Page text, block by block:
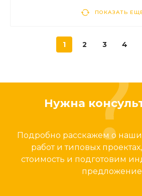
ПОКАЗАТЬ
1 2 3 4
Нужна
Подробно расскажем о
работ и типовых
стоимость и подготовим